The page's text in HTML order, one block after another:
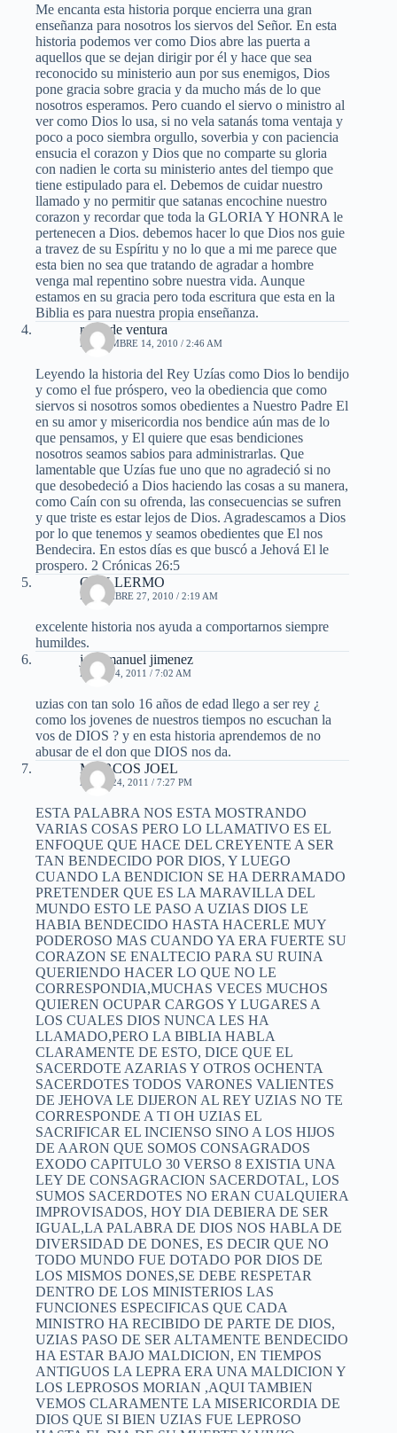
Me encanta esta historia porque encierra una gran
enseñanza para nosotros los siervos del Señor. En esta
historia podemos ver como Dios abre las puerta a
aquellos que se dejan dirigir por él y hace que sea
reconocido su ministerio aun por sus enemigos, Dios
pone gracia sobre gracia y da mucho más de lo que
nosotros esperamos. Pero cuando el siervo o ministro al
ver como Dios lo usa, si no vela satanás toma ventaja y
poco a poco siembra orgullo, soverbia y con paciencia
ensucia el corazon y Dios que no comparte su gloria
con nadien le corta su ministerio antes del tiempo que
tiene estipulado para el. Debemos de cuidar nuestro
llamado y no permitir que satanas encochine nuestro
corazon y recordar que toda la GLORIA Y HONRA le
pertenecen a Dios. debemos hacer lo que Dios nos guie
a travez de su Espíritu y no lo que a mi me parece que
esta bien no sea que tratando de agradar a hombre
venga mal repentino sobre nuestra vida. Aunque
estamos en su gracia pero toda escritura que esta en la
Biblia es para nuestra propia enseñanza.
roxy de ventura
NOVIEMBRE 14, 2010 / 2:46 AM
Leyendo la historia del Rey Uzías como Dios lo bendijo
y como el fue próspero, veo la obediencia que como
siervos si nosotros somos obedientes a Nuestro Padre El
en su amor y misericordia nos bendice aún mas de lo
que pensamos, y El quiere que esas bendiciones
nosotros seamos sabios para administrarlas. Que
lamentable que Uzías fue uno que no agradeció si no
que desobedeció a Dios haciendo las cosas a su manera,
como Caín con su ofrenda, las consecuencias se sufren
y que triste es estar lejos de Dios. Agradescamos a Dios
por lo que tenemos y seamos obedientes que El nos
Bendecira. En estos días es que buscó a Jehová El le
prospero. 2 Crónicas 26:5
GUILLERMO
DICIEMBRE 27, 2010 / 2:19 AM
excelente historia nos ayuda a comportarnos siempre
humildes.
jose manuel jimenez
ENERO 4, 2011 / 7:02 AM
uzias con tan solo 16 años de edad llego a ser rey ¿
como los jovenes de nuestros tiempos no escuchan la
vos de DIOS ? y en esta historia aprendemos de no
abusar de el don que DIOS nos da.
MARCOS JOEL
ABRIL 24, 2011 / 7:27 PM
ESTA PALABRA NOS ESTA MOSTRANDO
VARIAS COSAS PERO LO LLAMATIVO ES EL
ENFOQUE QUE HACE DEL CREYENTE A SER
TAN BENDECIDO POR DIOS, Y LUEGO
CUANDO LA BENDICION SE HA DERRAMADO
PRETENDER QUE ES LA MARAVILLA DEL
MUNDO ESTO LE PASO A UZIAS DIOS LE
HABIA BENDECIDO HASTA HACERLE MUY
PODEROSO MAS CUANDO YA ERA FUERTE SU
CORAZON SE ENALTECIO PARA SU RUINA
QUERIENDO HACER LO QUE NO LE
CORRESPONDIA,MUCHAS VECES MUCHOS
QUIEREN OCUPAR CARGOS Y LUGARES A
LOS CUALES DIOS NUNCA LES HA
LLAMADO,PERO LA BIBLIA HABLA
CLARAMENTE DE ESTO, DICE QUE EL
SACERDOTE AZARIAS Y OTROS OCHENTA
SACERDOTES TODOS VARONES VALIENTES
DE JEHOVA LE DIJERON AL REY UZIAS NO TE
CORRESPONDE A TI OH UZIAS EL
SACRIFICAR EL INCIENSO SINO A LOS HIJOS
DE AARON QUE SOMOS CONSAGRADOS
EXODO CAPITULO 30 VERSO 8 EXISTIA UNA
LEY DE CONSAGRACION SACERDOTAL, LOS
SUMOS SACERDOTES NO ERAN CUALQUIERA
IMPROVISADOS, HOY DIA DEBIERA DE SER
IGUAL,LA PALABRA DE DIOS NOS HABLA DE
DIVERSIDAD DE DONES, ES DECIR QUE NO
TODO MUNDO FUE DOTADO POR DIOS DE
LOS MISMOS DONES,SE DEBE RESPETAR
DENTRO DE LOS MINISTERIOS LAS
FUNCIONES ESPECIFICAS QUE CADA
MINISTRO HA RECIBIDO DE PARTE DE DIOS,
UZIAS PASO DE SER ALTAMENTE BENDECIDO
HA ESTAR BAJO MALDICION, EN TIEMPOS
ANTIGUOS LA LEPRA ERA UNA MALDICION Y
LOS LEPROSOS MORIAN ,AQUI TAMBIEN
VEMOS CLARAMENTE LA MISERICORDIA DE
DIOS QUE SI BIEN UZIAS FUE LEPROSO